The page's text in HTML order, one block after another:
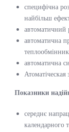
специфічна
найбільш
автоматичний
автоматична
автоматична
Атоматіческая
Показники
середнє
календарного